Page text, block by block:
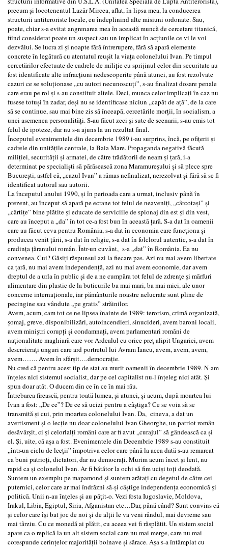
precum şi locotenentul Lazăr Mircea, aflat, în lipsa mea, la conducerea
structurii antiteroriste locale, eu îndeplinind alte misiuni ordonate. Sau,
poate, chiar s-a evitat angrenarea mea în această muncă de cercetare titanică,
fiind considerat poate un suspect sau un implicat în acţiunile ce vi le voi
dezvălui. Se lucra zi şi noapte fără întrerupere, fără să apară elemente
concrete în legătură cu atentatul reuşit la viaţa colonelului Ivan. Pe timpul
cercetărilor efectuate de cadrele de miliţie cu sprijinul celor din securitate au
fost identificate alte infracţiuni nedescoperite până atunci, au fost rezolvate
cazuri ce se soluţionase „cu autori necunoscuţi”, s-au finalizat dosare penale
care erau pe rol şi s-au constituit altele. Deci, munca celor implicaţi în caz nu
fusese totuşi în zadar, deşi nu se identificase niciun „capăt de aţă”, de la care
să se continue, sau mai bine zis să înceapă, cercetările morţii, în socialism, a
unei asemenea personalităţi. S-au făcut zeci şi sute de scenarii, s-au emis tot
felul de ipoteze, dar nu s-a ajuns la un rezultat final.
Începutul evenimentele din decembrie 1989 i-au surprins, încă, pe ofiţerii şi
cadrele din unităţile centrale, la Baia Mare. Propaganda negativă făcută
miliţiei, securităţii şi armatei, de către trădătorii de neam şi ţară, i-a
determinat pe specialişti să părăsească zona Maramureşului şi să plece spre
Bucureşti, astfel că, „cazul Ivan” a rămas nefinalizat, nerezolvat şi fără să se fi
identificat autorul sau autorii.
La începutul anului 1990, şi în perioada care a urmat, inclusiv până în
prezent, au început să apară pe ecrane tot felul de neaveniţi, „cârcotaşi” şi
„cârtiţe” bine plătite şi educate de serviciile de spionaj din est şi din vest,
care au început a „da” în tot ce-a fost bun în această ţară. S-a dat în oamenii
care au făcut ceva pentru România, s-a dat în economia care funcţiona şi
producea venit ţării, s-a dat în religie, s-a dat în folclorul autentic, s-a dat în
credinţa ţăranului român. Într-un cuvânt, s-a „dat” în România. Ea nu
convenea. Cui? Găsiţi răspunsul azi la fiecare pas. Azi nu mai avem libertate
ca ţară, nu mai avem independenţă, azi nu mai avem economie, dar avem
dreptul de a urla în public şi de a ne cumpăra tot felul de zdrenţe şi mărfuri
alimentare din plastic de la buticurile ba mai mari, ba mai mici, ale unor
concerne internaţionale, iar pământurile noastre nelucrate sunt pline de
pecingine sau vândute „pe gratis” străinilor.
Avem, acum, cam tot ce ne lipsea înainte de 1989: terorism, crimă organizată,
şomaj, greve, disponibilizări, autoincendieri, sinucideri, avem baroni locali,
avem miniştri corupţi şi condamnaţi, avem parlamentari români de
naţionalitate maghiară care vor Ardealul cu orice preţ alipit Ungariei, avem
descreieraţi unguri care ard portretul lui Avram Iancu, avem, avem, avem,
avem……. Avem în sfârşit….democraţie.
Nu cred că pentru acest tip de stat au murit oamenii în decembrie 1989. N-am
înţeles nici sistemul socialist, dar pe cel capitalist nu-l înţeleg nici atât. Şi
spun doar atât. O ducem din ce în ce în mai rău.
Întrebarea firească, pentru toată lumea, şi atunci, şi acum, după moartea lui
Ivan a fost: „De ce”? De ce să ucizi pentru a câştiga? Ce se voia să se
transmită şi cui, prin moartea colonelului Ivan. Da, cineva, a dat un
avertisment şi o lecţie nu doar colonelului Ivan Gheorghe, un patriot român
desăvârşit, ci şi celorlalţi români care ar fi avut „curajul” să gândească ca şi
el. Şi, uite, că aşa a fost. Evenimentele din Decembrie 1989 s-au constituit
„într-un ciclu de lecţii” împotriva celor care până la acea dată s-au remarcat
ca buni patrioţi, dictatori, dar nu democraţi. Murim acum încet şi lent, nu
rapid ca şi colonelul Ivan. Ar fi bătător la ochi să fim ucişi toţi deodată.
Suntem un exemplu pe mapamond şi suntem arătaţi cu degetul de către cei
puternici, celor care ar mai îndrăzni să-şi câştige independenţa economică şi
politică. Unii n-au înţeles şi au păţit-o. Vezi fosta Iugoslavie, Moldova,
Irakul, Libia, Egiptul, Siria, Afganistan etc…Dar, până când? Sunt convins că
şi celor care îşi bat joc de noi şi de alţii le va veni rândul, mai devreme sau
mai târziu. Cu ce monedă ai plătit, cu aceea vei fi răsplătit. Un sistem social
apare ca o replică la un alt sistem social care nu mai merge, care nu mai
corespunde cerinţelor majorităţii bolnave şi sărace. Aşa s-a întâmplat cu